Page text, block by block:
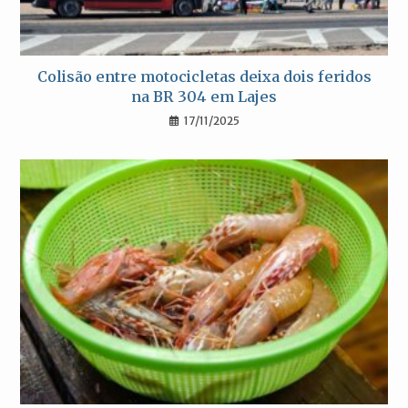
Colisão entre motocicletas deixa dois feridos
na BR 304 em Lajes
17/11/2025